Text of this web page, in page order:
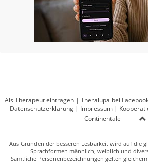
Als Therapeut eintragen | Theralupa bei
Datenschutzerklärung| Impressum|
Continentale
Aus Gründen der besseren Lesbarkeit wird auf die
Sprachformen männlich, weiblich und
Sämtliche Personenbezeichnungen gelten